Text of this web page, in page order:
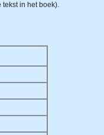
in het boek).